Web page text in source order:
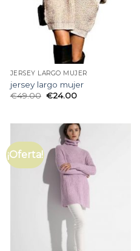
JERSEY LARGO MUJER
jersey largo mujer
€49.00 €24.00
¡Oferta!